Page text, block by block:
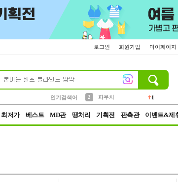
로그인 회원가입 마이페이지
인기검색어
2
파우치
1
최저가 베스트 MD관 땡처리 기획전 판촉관 이벤트&제